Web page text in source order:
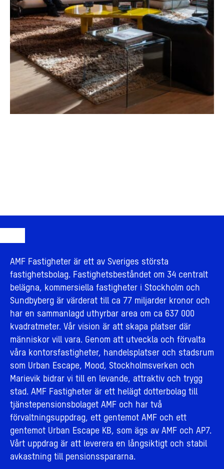
AMF Fastigheter är ett av Sveriges största
fastighetsbolag. Fastighetsbeståndet om 34 centralt
belägna, kommersiella fastigheter i Stockholm och
Sundbyberg är värderat till ca 77 miljarder kronor och
har en sammanlagd uthyrbar area om ca 637 000
kvadratmeter. Vår vision är att skapa platser där
människor vill vara. Genom att utveckla och förvalta
våra kontorsfastigheter, handelsplatser och stadsrum
som Urban Escape, Mood, Stockholmsverken och
Marievik bidrar vi till en levande, attraktiv och trygg
stad. AMF Fastigheter är ett helägt dotterbolag till
tjänstepensionsbolaget AMF och har två
förvaltningsuppdrag, ett gentemot AMF och ett
gentemot Urban Escape KB, som ägs av AMF och AP7.
Vårt uppdrag är att leverera en långsiktigt och stabil
avkastning till pensionsspararna.